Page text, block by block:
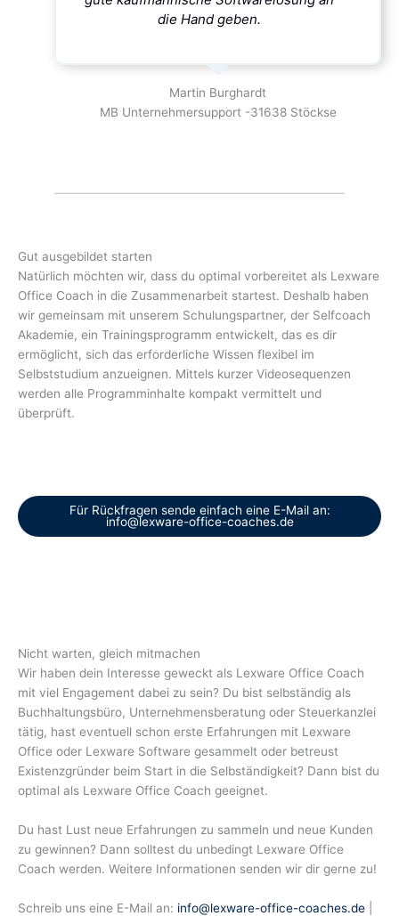
die Hand geben.
Martin Burghardt
MB Unternehmersupport -31638 Stöckse
Gut ausgebildet starten
Natürlich möchten wir, dass du optimal vorbereitet als Lexware
Office Coach in die Zusammenarbeit startest. Deshalb haben
wir gemeinsam mit unserem Schulungspartner, der Selfcoach
Akademie, ein Trainingsprogramm entwickelt, das es dir
ermöglicht, sich das erforderliche Wissen flexibel im
Selbststudium anzueignen. Mittels kurzer Videosequenzen
werden alle Programminhalte kompakt vermittelt und
überprüft.
Für Rückfragen sende einfach eine E-Mail an:
info@lexware-office-coaches.de
Nicht warten, gleich mitmachen
Wir haben dein Interesse geweckt als Lexware Office Coach
mit viel Engagement dabei zu sein? Du bist selbständig als
Buchhaltungsbüro, Unternehmensberatung oder Steuerkanzlei
tätig, hast eventuell schon erste Erfahrungen mit Lexware
Office oder Lexware Software gesammelt oder betreust
Existenzgründer beim Start in die Selbständigkeit? Dann bist du
optimal als Lexware Office Coach geeignet.
Du hast Lust neue Erfahrungen zu sammeln und neue Kunden
zu gewinnen? Dann solltest du unbedingt Lexware Office
Coach werden. Weitere Informationen senden wir dir gerne zu!
Schreib uns eine E-Mail an: info@lexware-office-coaches.de